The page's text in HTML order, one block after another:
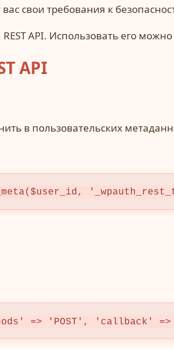
свои требования к
API. Использовать его
API
в пользовательских
'POST', 'callback' =>